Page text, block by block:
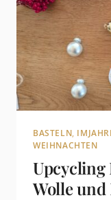
BASTELN,
WEIHNACHTEN
Upcycling
Wolle und